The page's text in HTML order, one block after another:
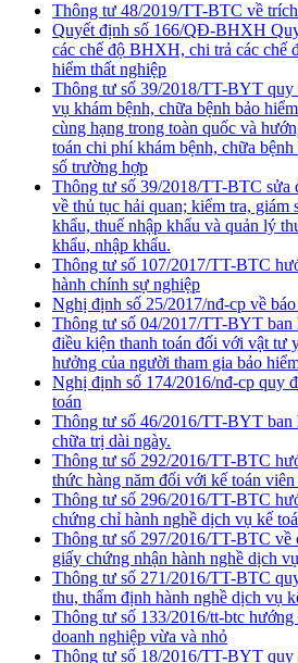
Thông tư 48/2019/TT-BTC về
Quyết định số 166/QĐ-BHXH
các chế độ BHXH, chi trả các chế
hiểm thất nghiệp
Thông tư số 39/2018/TT-BYT quy
vụ khám bệnh, chữa bệnh bảo
cùng hạng trong toàn quốc và
toán chi phí khám bệnh, chữa
số trường hợp
Thông tư số 39/2018/TT-BTC sửa
về thủ tục hải quan; kiểm tra, giám
khẩu, thuế nhập khẩu và quản lý
khẩu, nhập khẩu.
Thông tư số 107/2017/TT-BTC
hành chính sự nghiệp
Nghị định số 25/2017/nđ-cp về
Thông tư số 04/2017/TT-BYT ban
điều kiện thanh toán đối với vật tư
hưởng của người tham gia bảo
Nghị định số 174/2016/nđ-cp quy
toán
Thông tư số 46/2016/TT-BYT ban
chữa trị dài ngày.
Thông tư số 292/2016/TT-BTC
thức hàng năm đối với kế toán viên
Thông tư số 296/2016/TT-BTC
chứng chỉ hành nghề dịch vụ kế
Thông tư số 297/2016/TT-BTC về
giấy chứng nhận hành nghề dịch
Thông tư số 271/2016/TT-BTC
thu, thẩm định hành nghề dịch vụ
Thông tư số 133/2016/tt-btc hướng
doanh nghiệp vừa và nhỏ
Thông tư số 18/2016/TT-BYT quy